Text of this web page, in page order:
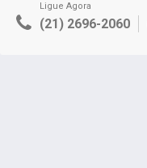
Ligue Agora
(21) 2696-2060